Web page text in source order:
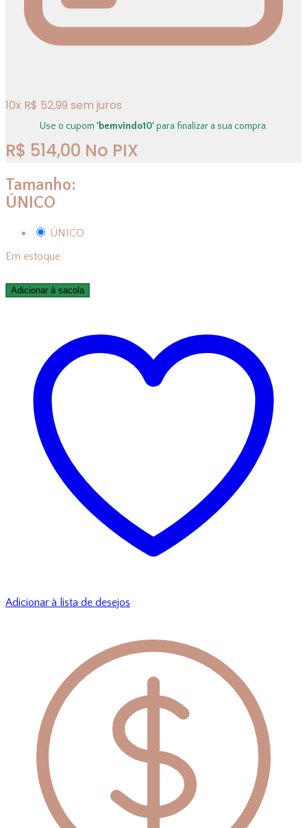
10x R$ 52,99 sem juros
Use o cupom 'bemvindo10'para finalizar a sua compra.
R$ 514,00 No PIX
Tamanho:
ÚNICO
ÚNICO
Em estoque
Adicionar à sacola
Adicionar à lista de desejos